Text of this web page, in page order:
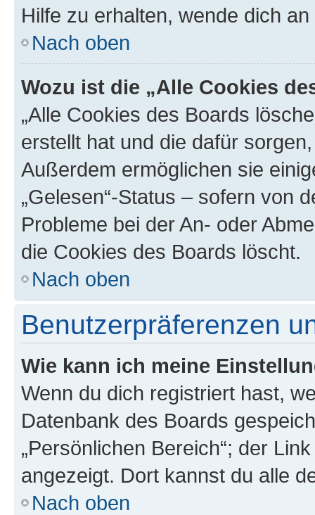
Hilfe zu erhalten, wende dich
Nach oben
Wozu ist die „Alle Cookies
„Alle Cookies des Boards
erstellt hat und die dafür
Außerdem ermöglichen sie
„Gelesen“-Status – sofern von
Probleme bei der An- oder
die Cookies des Boards löscht.
Nach oben
Benutzerpräferenzen
Wie kann ich meine
Wenn du dich registriert hast,
Datenbank des Boards
„Persönlichen Bereich“; der
angezeigt. Dort kannst du alle
Nach oben